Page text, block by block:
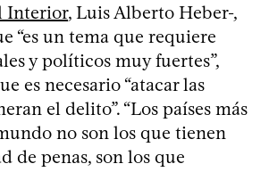
Interior, Luis Alberto Heber-,
“es un tema que requiere
y políticos muy fuertes”,
es necesario “atacar las
el delito”. “Los países más
no son los que tienen
de penas, son los que